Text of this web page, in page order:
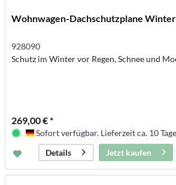
Wohnwagen-Dachschutzplane
928090
Schutz im Winter vor Regen, Schnee und
269,00 € *
Deutschland
Sofort verfügbar. Lieferzeit ca. 10 Tage
Details
Jetzt kaufen